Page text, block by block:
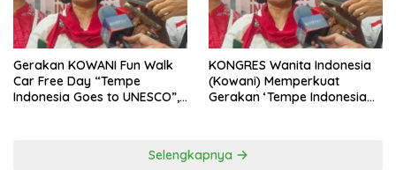
Gerakan KOWANI Fun Walk
Car Free Day “Tempe
Indonesia Goes to UNESCO”,
KONGRES Wanita Indonesia
(Kowani) Memperkuat
Gerakan ‘Tempe Indonesia
Selengkapnya